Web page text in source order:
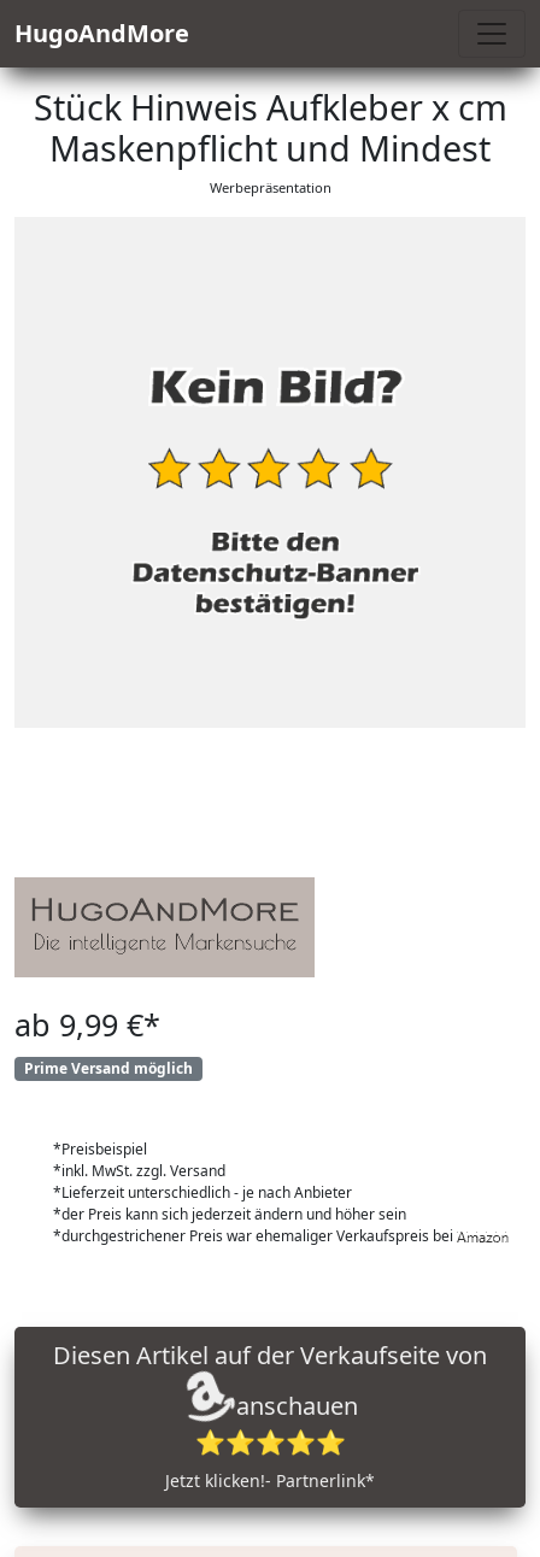
HugoAndMore
Stück Hinweis Aufkleber x cm
Maskenpflicht und Mindest
Werbepräsentation
ab 9,99 €*
Prime Versand möglich
*Preisbeispiel
*inkl. MwSt. zzgl. Versand
*Lieferzeit unterschiedlich - je nach Anbieter
*der Preis kann sich jederzeit ändern und höher sein
*durchgestrichener Preis war ehemaliger Verkaufspreis bei
anschauen
⭐⭐⭐⭐⭐
Jetzt klicken!- Partnerlink*